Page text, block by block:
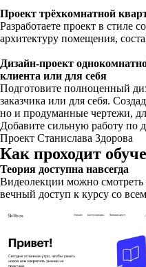
Проект трёхкомнатной
Разработаете проект в стиле
архитектуру помещения,
Дизайн-проект
клиента или для себя
Подготовите полноценный
заказчика или для себя.
но и продуманные чертежи,
Добавите сильную работу по
Проект Станислава Здорова
Как проходит
Теория доступна навсегда
Видеолекции можно смотреть
вечный доступ к курсу со